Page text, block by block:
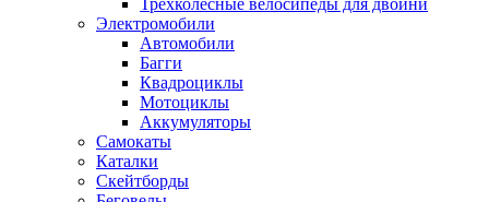
Трёхколёсные велосипеды для двойни
Электромобили
Автомобили
Багги
Квадроциклы
Мотоциклы
Аккумуляторы
Самокаты
Каталки
Скейтборды